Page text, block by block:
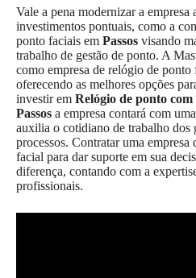
Vale a pena modernizar a empresa
investimentos pontuais, como a
ponto faciais em Passos visando
trabalho de gestão de ponto. A
como empresa de relógio de ponto
oferecendo as melhores opções
investir em Relógio de ponto
Passos a empresa contará com
auxilia o cotidiano de trabalho dos
processos. Contratar uma
facial para dar suporte em sua
diferença, contando com a
profissionais.